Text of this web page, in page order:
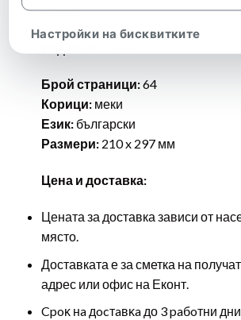
Автор:
Брой страници:64
Корици:меки
Език:български
Размери: 210 x 297 мм
Цена и доставка:
Цената за доставка зависи от
място.
Доставката е за сметка на
адрес или офис на Еконт.
Cpoĸ нa дocтaвĸa до 3 paбoтни
Настройки на бисквитките